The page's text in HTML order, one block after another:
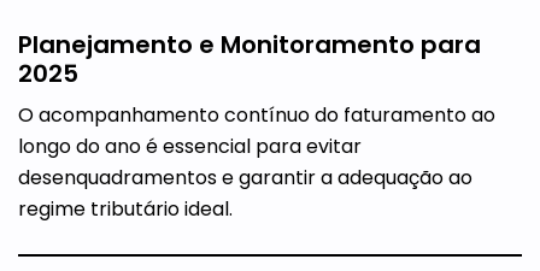
Planejamento e Monitoramento para
2025
O acompanhamento contínuo do faturamento ao
longo do ano é essencial para evitar
desenquadramentos e garantir a adequação ao
regime tributário ideal.